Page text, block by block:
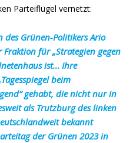
Parteiflügel vernetzt:
Grünen-Politikers Ario
für „Strategien gegen
ist… Ihre
beim
gehabt, die nicht nur in
als Trutzburg des linken
bekannt
der Grünen 2023 in